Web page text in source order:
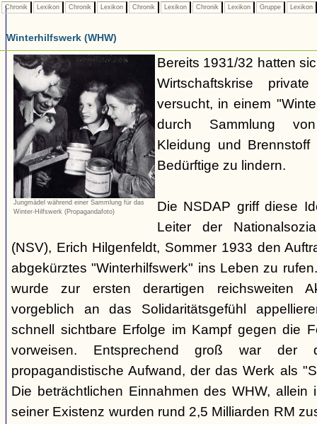
Chronik Lexikon Chronik Lexikon Chronik Lexikon Chronik Lexikon Gruppe Lexikon
Winterhilfswerk (WHW)
Jungmädel während einer Sammlung für das
Winter-Hilfswerk (Propagandafoto)
Bereits 1931/32 hatten
Wirtschaftskrise
versucht, in einem
durch Sammlung
Kleidung und
Bedürftige zu lindern.
Die NSDAP griff diese
Leiter der
(NSV), Erich Hilgenfeldt, Sommer 1933 den
abgekürztes "Winterhilfswerk" ins Leben zu
wurde zur ersten derartigen reichsweiten
vorgeblich an das Solidaritätsgefühl
schnell sichtbare Erfolge im Kampf gegen die
vorweisen. Entsprechend groß war der
propagandistische Aufwand, der das Werk als
Die beträchtlichen Einnahmen des WHW,
seiner Existenz wurden rund 2,5 Milliarden RM